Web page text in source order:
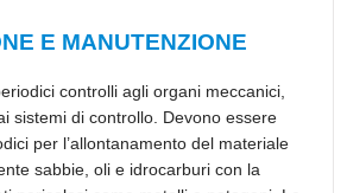
E MANUTENZIONE
controlli agli organi meccanici,
sistemi di controllo. Devono essere
per l’allontanamento del materiale
sabbie, oli e idrocarburi con la